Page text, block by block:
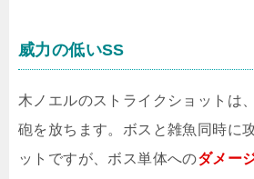
威力の低いSS
木ノエルのストライクショットは
砲を放ちます。ボスと雑魚同時に
ットですが、ボス単体へのダメー